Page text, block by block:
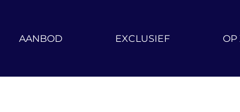
AANBOD EXCLUSIEF OP